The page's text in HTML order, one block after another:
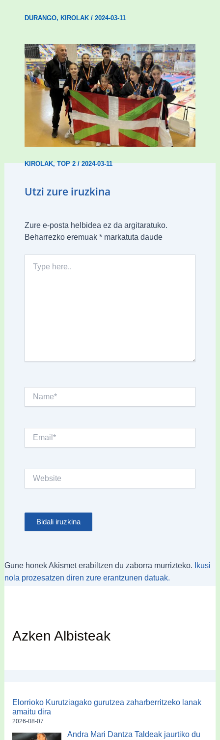
DURANGO, KIROLAK/ 2024-03-11
Wadokan garaile Espainiako txapelketan
14 dominarekin
KIROLAK,TOP 2/2024-03-11
Utzi zure iruzkina
Zure e-posta helbidea ez da argitaratuko.
Beharrezko eremuak *markatuta daude
here..
Name*
Gune honek Akismet erabiltzen du zaborra murrizteko.
Ikusi
nola prozesatzen diren zure erantzunen datuak.
Azken Albisteak
Elorrioko Kurutziagako gurutzea zaharberritzeko lanak
amaitu dira
2026-08-07
Andra Mari Dantza Taldeak jaurtiko du